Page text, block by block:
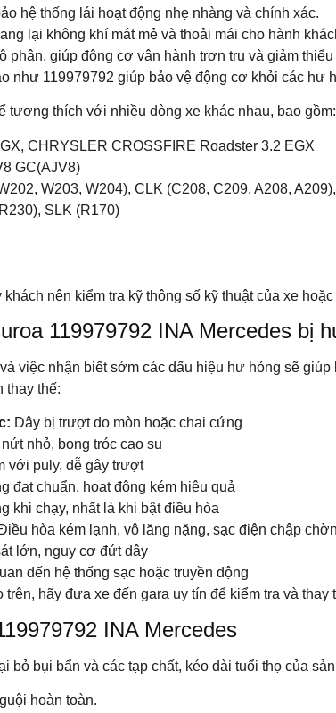
hệ thống lái hoạt động nhẹ nhàng và chính xác.
lại không khí mát mẻ và thoải mái cho hành
giúp động cơ vận hành trơn tru và giảm thiểu
như 119979792 giúp bảo vệ động cơ khỏi các hư
tương thích với nhiều dòng xe khác nhau, bao gồm:
CHRYSLER CROSSFIRE Roadster 3.2 EGX
GC(AJV8)
W203, W204), CLK (C208, C209, A208,
SLK (R170)
nên kiểm tra kỹ thông số kỹ thuật của xe
119979792 INA Mercedes bị
việc nhận biết sớm các dấu hiệu hư hỏng sẽ
thay thế:
Dây bị trượt do mòn hoặc chai cứng
nhỏ, bong tróc cao su
với puly, dễ gây trượt
đạt chuẩn, hoạt động kém hiệu quả
khi chạy, nhất là khi bật điều hòa
hòa kém lạnh, vô lăng nặng, sạc điện chập chờn
lớn, nguy cơ đứt dây
đến hệ thống sạc hoặc truyền động
hãy đưa xe đến gara uy tín để kiểm tra và thay
INA Mercedes
bỏ bụi bẩn và các tạp chất, kéo dài tuổi thọ của
hoàn toàn.